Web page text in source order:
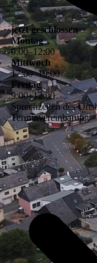
jetzt geschlossen
Montag
9:00–12:00
Mittwoch
17:00–19:00
Freitag
9:00–12:00
Sprechzeiten des
Terminvereinbarung